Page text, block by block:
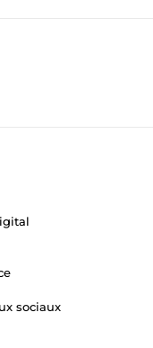
sociaux